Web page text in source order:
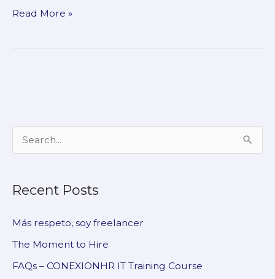
Read More »
c
Recent Posts
Más respeto, soy freelancer
The Moment to Hire
FAQs – CONEXIONHR IT Training Course